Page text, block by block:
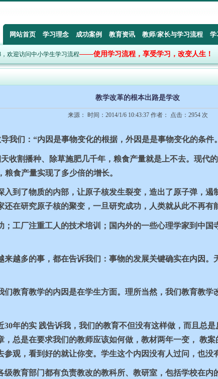
网站首页 学习理念 成功案例 教育资讯 教师/家长与学习流程 学
，欢迎访问中小学生学习流程——使用学习流程，享受学习，改变人生！
教学改革的根本出路是学改
来源： 时间：2014/1/6 10:43:37 作者： 点击：2954 次
我们：“内因是事物变化的根据，外因是是事物变化的条件
收割播种、除草施肥几千年，粮食产量就是上不去。现代
粮食产量实现了多少倍的增长。
入到了物质的内部，让原子核发生裂变，造出了原子弹，
还在研究原子核的聚变，一旦研究成功，人类就从此不再有
；工厂注重工人的技术培训；国内外的一些心理学家到中国
来越多的事，都在告诉我们：事物的发展关键确实在内因。
们教育教学的内因是在学生方面。理所当然，我们教育教
30年的实 践告诉我，我们的教育不但没有这样做，而且总
，总是在要求我们的教师应该如何做，教材两年一变， 教
参观，看到好的就让你变。学生这个内因没有人过问，也没
级教育部门都有负责教改的教科所、教研室，包括学校在